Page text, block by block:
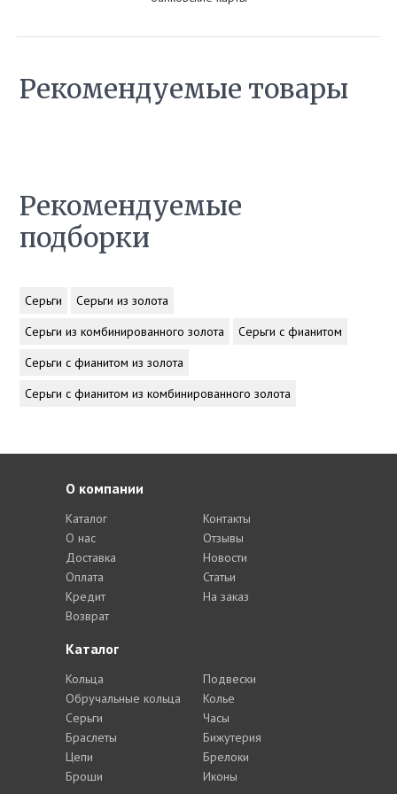
Рекомендуемые товары
Рекомендуемые
подборки
Серьги
Серьги из золота
Серьги из комбинированного золота
Серьги с фианитом
Серьги с фианитом из золота
Серьги с фианитом из комбинированного золота
Каталог
Кольца
Обручальные кольца
Серьги
Браслеты
Цепи
Броши
Подвески
Колье
Часы
Бижутерия
Брелоки
Иконы
О компании
Каталог
О нас
Доставка
Оплата
Кредит
Возврат
Контакты
Отзывы
Новости
Статьи
На заказ